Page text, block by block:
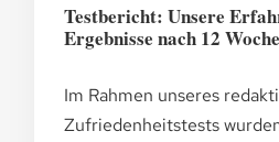
Testbericht: Unsere
Ergebnisse nach 12
Im Rahmen unseres
Zufriedenheitstests